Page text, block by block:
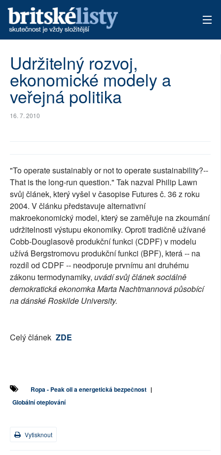
ARCHIV
TÉMATA
AUTOŘI
Udržitelný rozvoj,
ekonomické modely a
veřejná politika
16. 7. 2010
"To operate sustainably or not to operate sustainability?--
That is the long-run question." Tak nazval Philip Lawn
svůj článek, který vyšel v časopise Futures č. 36 z roku
2004. V článku představuje alternativní
makroekonomický model, který se zaměřuje na zkoumání
udržitelnosti výstupu ekonomiky. Oproti tradičně užívané
Cobb-Douglasově produkční funkci (CDPF) v modelu
užívá Bergstromovu produkční funkci (BPF), která -- na
rozdíl od CDPF -- neodporuje prvnímu ani druhému
zákonu termodynamiky, uvádí svůj článek sociálně
demokratická ekonomka Marta Nachtmannová působící
na dánské Roskilde University.
Celý článek ZDE
Ropa - Peak oil a energetická bezpečnost |
Globální oteplování
Vytisknout